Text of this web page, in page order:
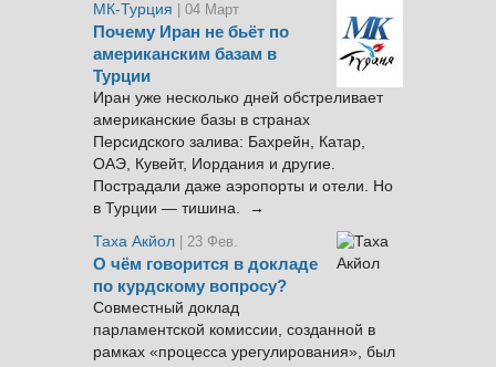
МК-Турция
| 04 Март
Почему Иран не бьёт по
американским базам в
Турции
Иран уже несколько дней обстреливает
американские базы в странах
Персидского залива: Бахрейн, Катар,
ОАЭ, Кувейт, Иордания и другие.
Пострадали даже аэропорты и отели. Но
в Турции — тишина. →
Таха Акйол | 23 Фев.
О чём говорится в докладе
по курдскому вопросу?
Совместный доклад
парламентской комиссии, созданной в
рамках «процесса урегулирования», был